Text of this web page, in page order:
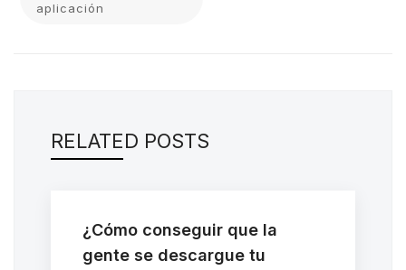
aplicación
RELATED POSTS
¿Cómo conseguir que la
gente se descargue tu